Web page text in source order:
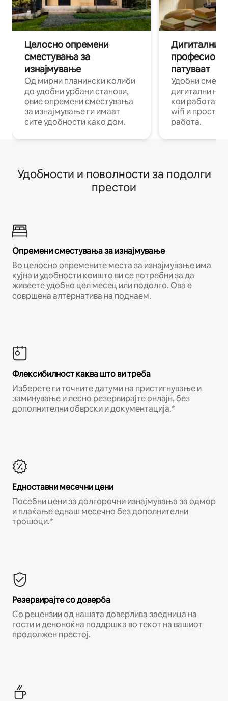
Целосно опремени
сместувања за
изнајмување
Од мирни планински колиби
до удобни урбани станови,
овие опремени сместувања
за изнајмување ги имаат
сите удобности како дом.
Дигитални
патуваат
Удобни
дигитални
кои работат
wifi и
работа.
Удобности и поволности за подолги
престои
Опремени сместувања за изнајмување
Во целосно опремените места за изнајмување има
кујна и удобности коишто ви се потребни за да
живеете удобно цел месец или подолго. Ова е
совршена алтернатива на поднаем.
Флексибилност каква што ви треба
Изберете ги точните датуми на пристигнување и
заминување и лесно резервирајте онлајн, без
дополнителни обврски и документација.*
Едноставни месечни цени
Посебни цени за долгорочни изнајмувања за одмор
и плаќање еднаш месечно без дополнителни
трошоци.*
Резервирајте со доверба
Со рецензии од нашата доверлива заедница на
гости и деноноќна поддршка во текот на вашиот
продолжен престој.